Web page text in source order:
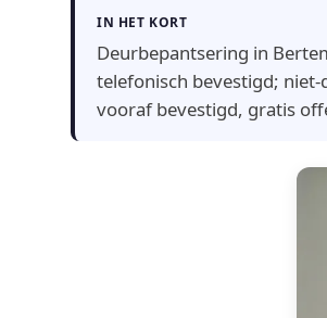
IN HET KORT
Deurbepantsering in
telefonisch bevestigd;
vooraf bevestigd, gratis